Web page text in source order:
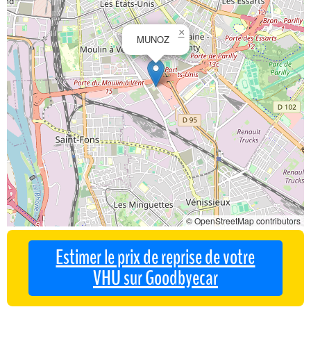
MUNOZ
×
© OpenStreetMap contributors
Estimer le prix de reprise de votre
VHU sur Goodbyecar